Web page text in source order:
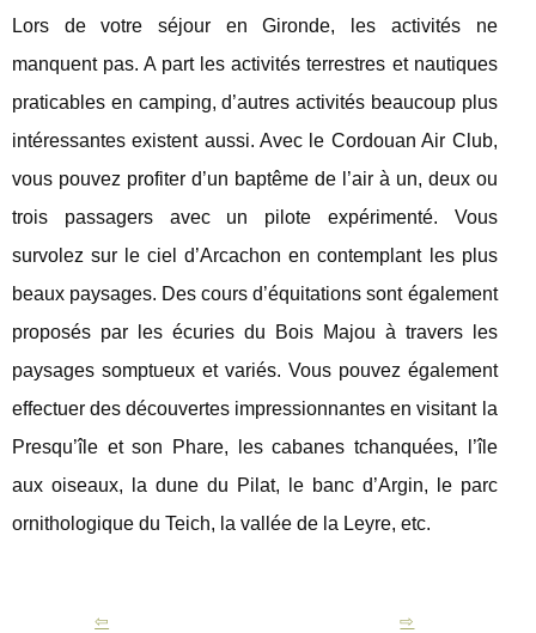
Lors de votre séjour en Gironde, les activités ne
manquent pas. A part les activités terrestres et nautiques
praticables en camping, d’autres activités beaucoup plus
intéressantes existent aussi. Avec le Cordouan Air Club,
vous pouvez profiter d’un baptême de l’air à un, deux ou
trois passagers avec un pilote expérimenté. Vous
survolez sur le ciel d’Arcachon en contemplant les plus
beaux paysages. Des cours d’équitations sont également
proposés par les écuries du Bois Majou à travers les
paysages somptueux et variés. Vous pouvez également
effectuer des découvertes impressionnantes en visitant la
Presqu’île et son Phare, les cabanes tchanquées, l’île
aux oiseaux, la dune du Pilat, le banc d’Argin, le parc
ornithologique du Teich, la vallée de la Leyre, etc.